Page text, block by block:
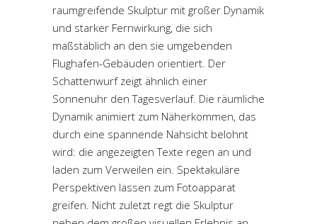
raumgreifende Skulptur mit großer Dynamik
und starker Fernwirkung, die sich
maßstäblich an den sie umgebenden
Flughafen-Gebäuden orientiert. Der
Schattenwurf zeigt ähnlich einer
Sonnenuhr den Tagesverlauf. Die räumliche
Dynamik animiert zum Näherkommen, das
durch eine spannende Nahsicht belohnt
wird: die angezeigten Texte regen an und
laden zum Verweilen ein. Spektakuläre
Perspektiven lassen zum Fotoapparat
greifen. Nicht zuletzt regt die Skulptur